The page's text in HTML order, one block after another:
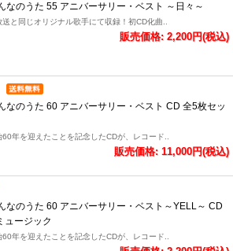
なのうた 55 アニバーサリー・ベスト ～日々～
と同じオリジナル歌手にて収録！初CD化曲..
販売価格: 2,200円(税込)
なのうた 60 アニバーサリー・ベスト CD 全5枚セッ
60年を迎えたことを記念したCDが、レコード..
販売価格: 11,000円(税込)
なのうた 60 アニバーサリー・ベスト～YELL～ CD
ュージック
60年を迎えたことを記念したCDが、レコード..